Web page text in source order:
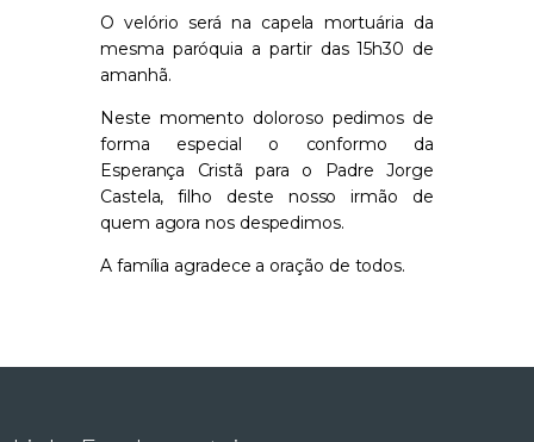
O velório será na capela mortuária da
mesma paróquia a partir das 15h30 de
amanhã.
Neste momento doloroso pedimos de
forma especial o conformo da
Esperança Cristã para o Padre Jorge
Castela, filho deste nosso irmão de
quem agora nos despedimos.
A família agradece a oração de todos.